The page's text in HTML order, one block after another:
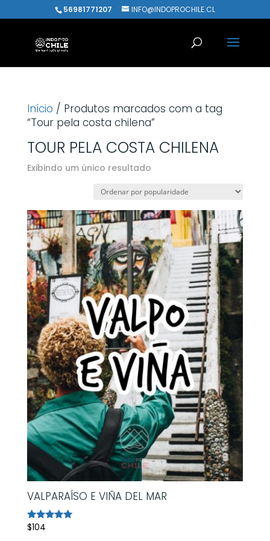
56981771207 INFO@INDOPROCHILE.CL
Início / Produtos marcados com a tag
“Tour pela costa chilena”
TOUR PELA COSTA CHILENA
Exibindo um único resultado
VALPARAÍSO E VIÑA DEL MAR
Avaliação
$104